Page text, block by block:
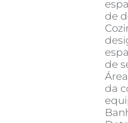
de
de
da